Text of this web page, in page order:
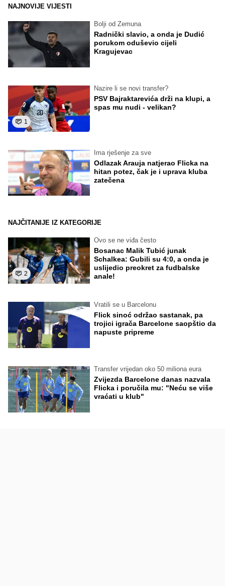
NAJNOVIJE VIJESTI
Bolji od Zemuna
Radnički slavio, a onda je Dudić
porukom oduševio cijeli
Kragujevac
1
Nazire li se novi transfer?
PSV Bajraktarevića drži na klupi, a
spas mu nudi - velikan?
Ima rješenje za sve
Odlazak Arauja natjerao Flicka na
hitan potez, čak je i uprava kluba
zatečena
NAJČITANIJE IZ KATEGORIJE
2
Ovo se ne viđa često
Bosanac Malik Tubić junak
Schalkea: Gubili su 4:0, a onda je
uslijedio preokret za fudbalske
anale!
Vratili se u Barcelonu
Flick sinoć održao sastanak, pa
trojici igrača Barcelone saopštio da
napuste pripreme
Transfer vrijedan oko 50 miliona eura
Zvijezda Barcelone danas nazvala
Flicka i poručila mu: "Neću se više
vraćati u klub"